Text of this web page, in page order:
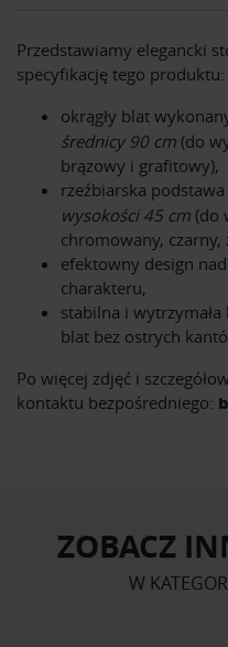
Przedstawiamy elegancki
specyfikację tego produktu:
okrągły blat
średnicy 90 cm (do
brązowy i grafitowy),
rzeźbiarska podstawa
wysokości 45 cm (do
chromowany, czarny,
efektowny design
charakteru,
stabilna i
blat bez ostrych
Po więcej zdjęć i
kontaktu bezpośredniego:
ZOBACZ
W